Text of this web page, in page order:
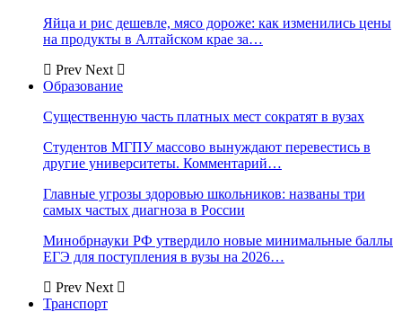
Яйца и рис дешевле, мясо дороже: как изменились цены
на продукты в Алтайском крае за…
Prev Next
Образование
Существенную часть платных мест сократят в вузах
Студентов МГПУ массово вынуждают перевестись в
другие университеты. Комментарий…
Главные угрозы здоровью школьников: названы три
самых частых диагноза в России
Минобрнауки РФ утвердило новые минимальные баллы
ЕГЭ для поступления в вузы на 2026…
Prev Next
Транспорт